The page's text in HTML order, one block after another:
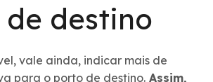
destino
vale ainda, indicar mais de
para o porto de destino. Assim,